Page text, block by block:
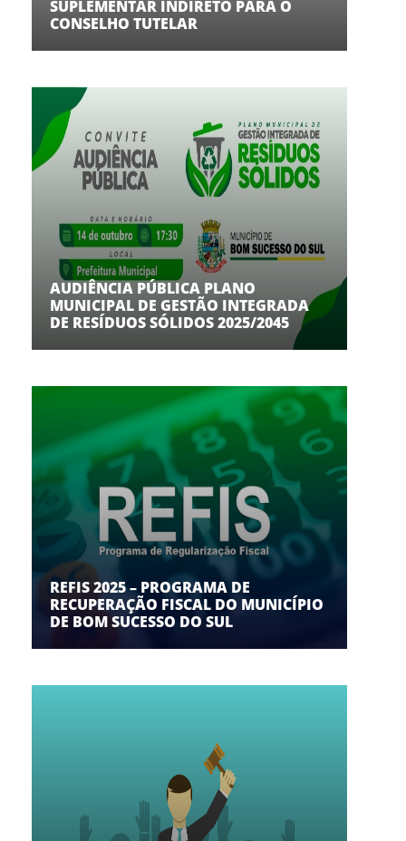
SUPLEMENTAR INDIRETO PARA O
CONSELHO TUTELAR
AUDIÊNCIA PÚBLICA PLANO
MUNICIPAL DE GESTÃO INTEGRADA
DE RESÍDUOS SÓLIDOS 2025/2045
REFIS 2025 – PROGRAMA DE
RECUPERAÇÃO FISCAL DO MUNICÍPIO
DE BOM SUCESSO DO SUL